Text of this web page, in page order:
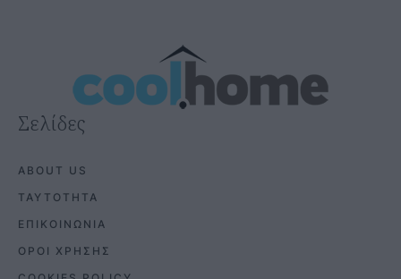
Σελίδες
ABOUT US
ΤΑΥΤΟΤΗΤΑ
ΕΠΙΚΟΙΝΩΝΙΑ
ΟΡΟΙ ΧΡΗΣΗΣ